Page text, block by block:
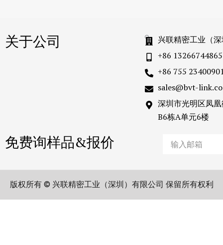
关于公司
兴联精密工业（
+86 13266744865
+86 755
sales@bvt-
深圳市光明区凤
B6栋A单元6楼
免费询样品&报价
版权所有 © 兴联精密工业（深圳）有限公司 保留所有权利